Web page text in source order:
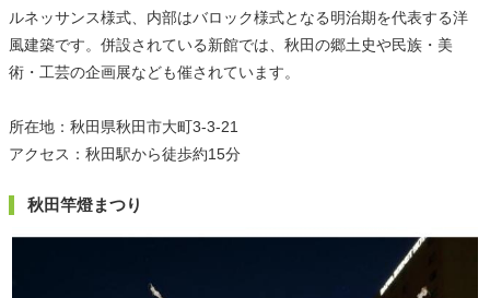
ルネッサンス様式、内部はバロック様式となる明治期を代表する洋
風建築です。併設されている新館では、秋田の郷土史や民族・美
術・工芸の企画展なども催されています。
所在地：秋田県秋田市大町3-3-21
アクセス：秋田駅から徒歩約15分
秋田竿燈まつり